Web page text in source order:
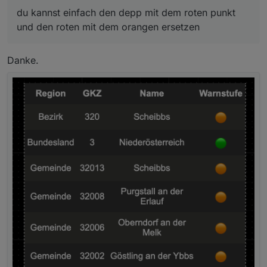
du kannst einfach den depp mit dem roten punkt
und den roten mit dem orangen ersetzen
Danke.